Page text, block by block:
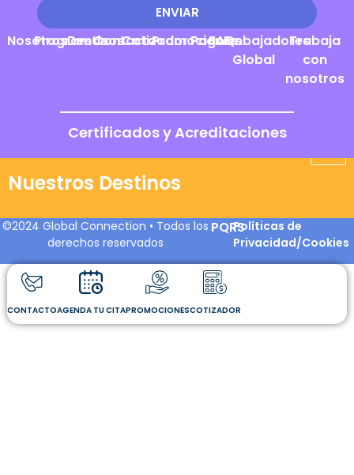
ENVIAR
Nosotros
Programas
Destinos
Contacto
Cotizador
Promociones
Pagos
FAQs
Embajadores
Global
Trabaja
con
nosotros
Certificados y Acreditaciones
Nuestros Destinos
©2024 Global Connection • Todos los
derechos reservados
PQRSPolíticas de
Privacidad/Cookies
CONTACTOAGENDA TU CITAPROMOCIONESCOTIZADOR